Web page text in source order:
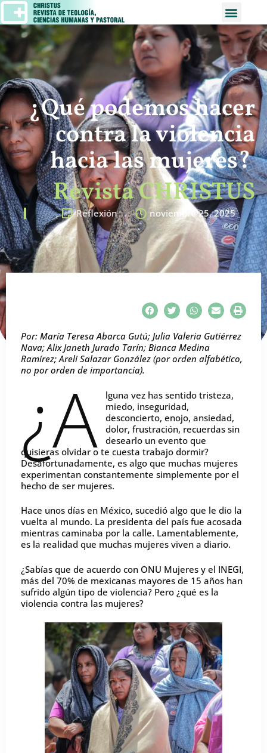
¿Qué podemos hacer
contra la violencia
hacia las mujeres?
Revista CHRISTUS
Reflexión noviembre 25, 2025
Por: María Teresa Abarca Gutú; Julia Valeria Gutiérrez
Nava; Alix Janeth Jurado Tarín; Bianca Medina
Ramírez; Areli Salazar González (por orden alfabético,
no por orden de importancia).
¿A
lguna vez has sentido tristeza,
miedo, inseguridad,
desconcierto, enojo, ansiedad,
dolor, frustración, recuerdas sin
desearlo un evento que
quisieras olvidar o te cuesta trabajo dormir?
Desafortunadamente, es algo que muchas mujeres
experimentan constantemente simplemente por el
hecho de ser mujeres.
Hace unos días en México, sucedió algo que le dio la
vuelta al mundo. La presidenta del país fue acosada
mientras caminaba por la calle. Lamentablemente,
es la realidad que muchas mujeres viven a diario.
¿Sabías que de acuerdo con ONU Mujeres y el INEGI,
más del 70% de mexicanas mayores de 15 años han
sufrido algún tipo de violencia? Pero ¿qué es la
violencia contra las mujeres?